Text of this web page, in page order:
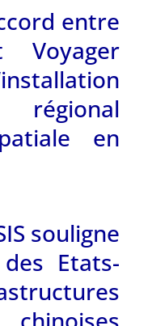
entre
Voyager
en
souligne
Etats-